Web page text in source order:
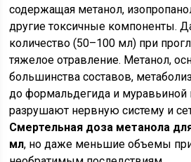
содержащая метанол,
другие токсичные компоненты.
количество (50–100 мл) при
тяжелое отравление. Метанол,
большинства составов,
до формальдегида и муравьиной
разрушают нервную систему и
Смертельная доза метанола
мл, но даже меньшие объемы